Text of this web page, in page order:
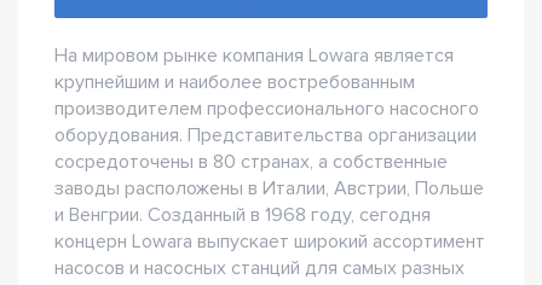
На мировом рынке компания Lowara является
крупнейшим и наиболее востребованным
производителем профессионального насосного
оборудования. Представительства организации
сосредоточены в 80 странах, а собственные
заводы расположены в Италии, Австрии, Польше
и Венгрии. Созданный в 1968 году, сегодня
концерн Lowara выпускает широкий ассортимент
насосов и насосных станций для самых разных